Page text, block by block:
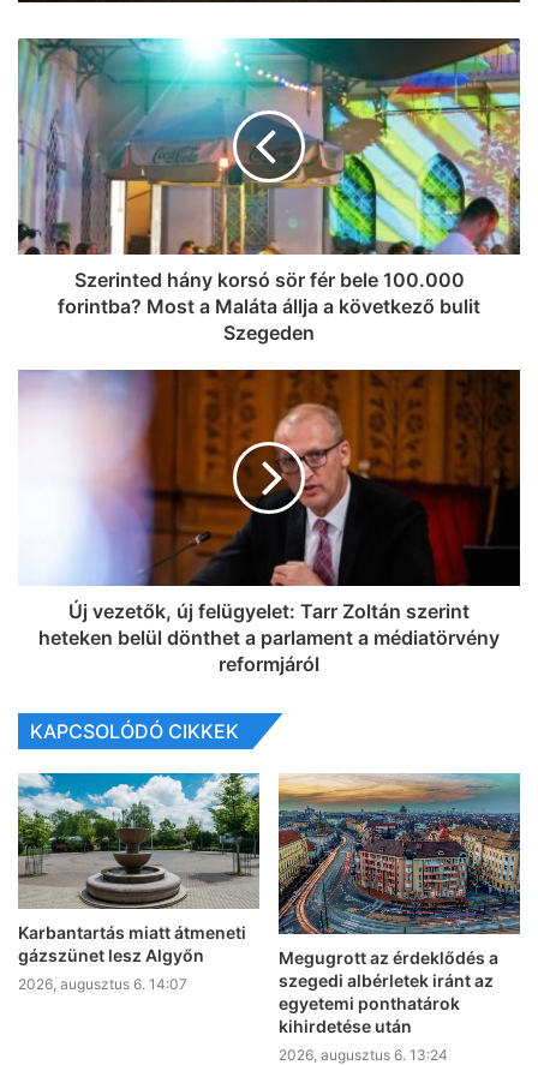
Szerinted hány korsó sör fér bele 100.000
forintba? Most a Maláta állja a következő bulit
Szegeden
Új vezetők, új felügyelet: Tarr Zoltán szerint
heteken belül dönthet a parlament a médiatörvény
reformjáról
KAPCSOLÓDÓ CIKKEK
Karbantartás miatt átmeneti
gázszünet lesz Algyőn
2026, augusztus 6. 14:07
Megugrott az érdeklődés a
szegedi albérletek iránt az
egyetemi ponthatárok
kihirdetése után
2026, augusztus 6. 13:24